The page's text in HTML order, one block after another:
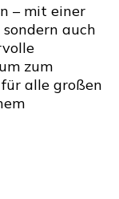
– mit einer
auch
zum
alle großen